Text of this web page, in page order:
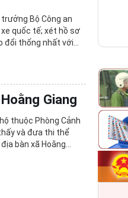
Bộ Công an
quốc tế; xét hồ sơ
đổi thống nhất với
Giang
thuộc Phòng Cảnh
và đưa thi thể
bàn xã Hoằng